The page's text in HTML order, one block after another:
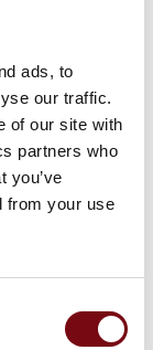
ads, to
our traffic.
of our site with
partners who
you’ve
from your use
virksomhed